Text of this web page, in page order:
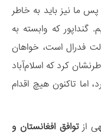
ما نیز باید به خاطر
گنداپور که وابسته به
فدرال است، خواهان
کرد که اسلام‌آباد
اما تاکنون هیچ اقدام
از توافق افغانستان و